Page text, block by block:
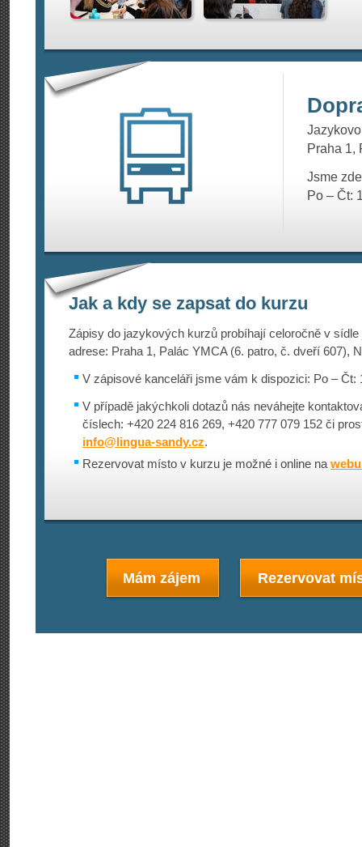
Praha 1,
Jsme
Po – Čt:
Jak a kdy se zapsat do kurzu
Zápisy do jazykových kurzů probíhají celoročně v
adrese: Praha 1, Palác YMCA (6. patro, č. dveří 607),
V zápisové kanceláři jsme vám k dispozici: Po – Čt:
V případě jakýchkoli dotazů nás neváhejte
číslech: +420 224 816 269, +420 777 079 152 či
info@lingua-sandy.cz.
Rezervovat místo v kurzu je možné i online na
Mám zájem Rezervovat